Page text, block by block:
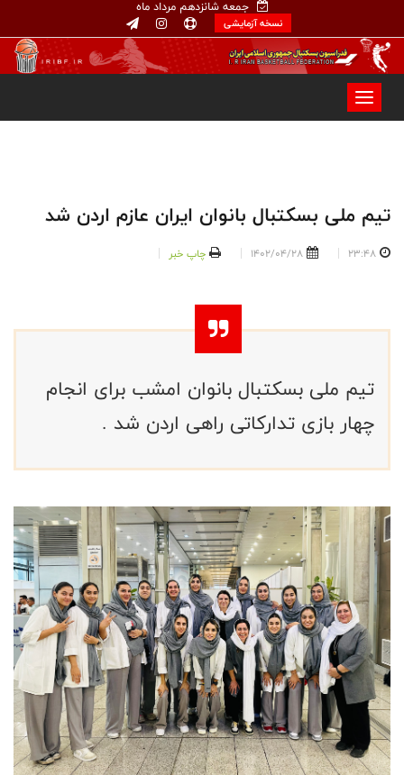
جمعه شانزدهم مرداد ماه
نسخه آزمایشی
تیم ملی بسکتبال بانوان ایران عازم اردن شد
23:48
1402/04/28 چاپ خبر
تیم ملی بسکتبال بانوان امشب برای انجام
چهار بازی تدارکاتی راهی اردن شد .